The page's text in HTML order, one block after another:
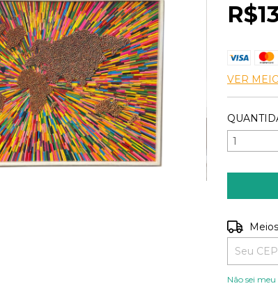
VER
Entregas
Não sei meu